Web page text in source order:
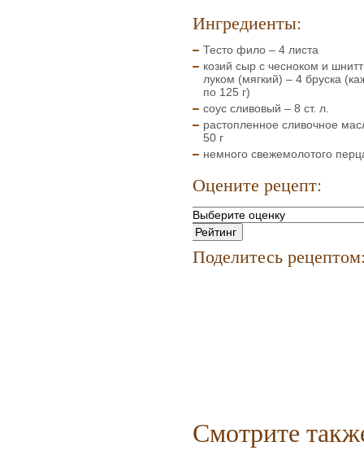
Ингредиенты:
Тесто фило – 4 листа
козий сыр с чесноком и
луком (мягкий) – 4 бруска
по 125 г)
соус сливовый – 8 ст. л.
растопленное сливочное
50 г
немного свежемолотого
Оцените рецепт:
Поделитесь
Смотрите